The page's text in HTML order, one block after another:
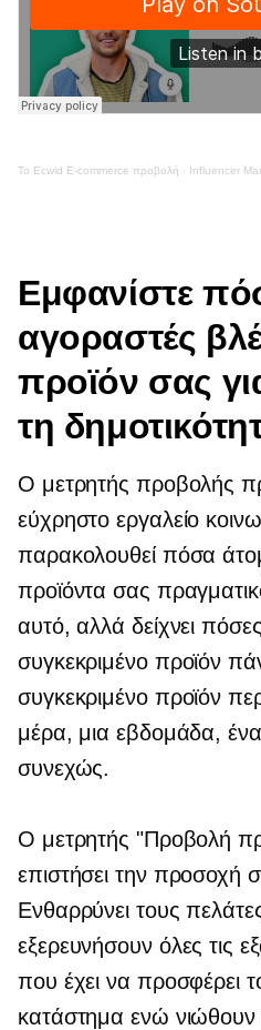
Το Ecwid E-commerce προβολή · Influencer
Εμφανίστε
αγοραστές
προϊόν σας
τη
Ο μετρητής προβολής
εύχρηστο εργαλείο
παρακολουθεί πόσα
προϊόντα σας
αυτό, αλλά δείχνει
συγκεκριμένο προϊόν
συγκεκριμένο προϊόν
μέρα, μια εβδομάδα,
συνεχώς.
Ο μετρητής "Προβολή
επιστήσει την προσοχή
Ενθαρρύνει τους
εξερευνήσουν όλες τις
που έχει να προσφέρει
κατάστημα ενώ νιώθουν